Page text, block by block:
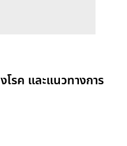
รค และแนวทางการ